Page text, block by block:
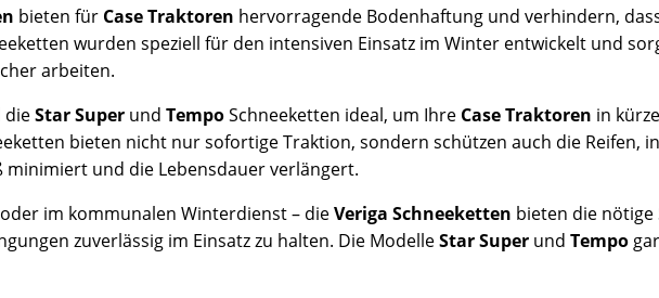
bieten für Case Traktoren hervorragende Bodenhaftung und verhindern,
wurden speziell für den intensiven Einsatz im Winter entwickelt und
arbeiten.
dieStar Super und TempoSchneeketten ideal, um Ihre Case Traktoren in
bieten nicht nur sofortige Traktion, sondern schützen auch die Reifen,
minimiert und die Lebensdauer verlängert.
im kommunalen Winterdienst – dieVeriga Schneeketten bieten die
zuverlässig im Einsatz zu halten. Die ModelleStar Super und Tempo